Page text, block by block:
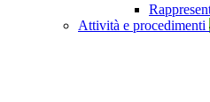
Attività e procedimenti